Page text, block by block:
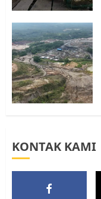
5
KONTAK KAMI